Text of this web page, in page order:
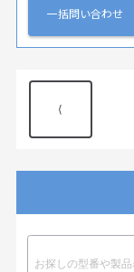
一括問い合わせ
⟨